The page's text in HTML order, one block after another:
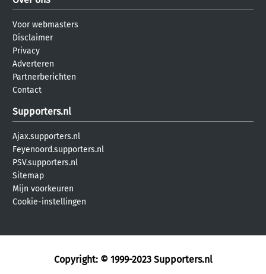
Voor webmasters
Disclaimer
Privacy
Adverteren
Partnerberichten
Contact
Supporters.nl
Ajax.supporters.nl
Feyenoord.supporters.nl
PSV.supporters.nl
Sitemap
Mijn voorkeuren
Cookie-instellingen
Copyright: © 1999-2023 Supporters.nl